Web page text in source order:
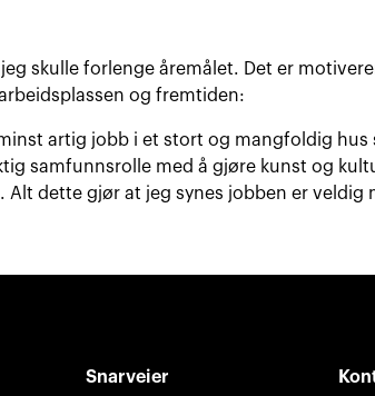
skulle forlenge åremålet. Det er
og fremtiden:
artig jobb i et stort og mangfoldig hus
samfunnsrolle med å gjøre kunst og
Alt dette gjør at jeg synes jobben er veldig
Snarveier